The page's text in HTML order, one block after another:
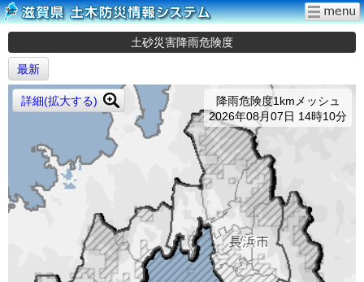
土砂災害降雨危険度
最新
詳細(拡大する)
降雨危険度1kmメッシュ
2026年08月07日 14時10分